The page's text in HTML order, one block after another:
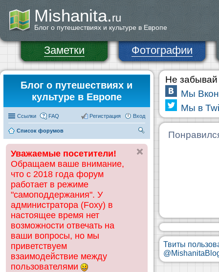
Mishanita.ru
Блог о путешествиях и культуре в Европе
Заметки Фотографии
Блог о путешествиях и
культуре в Европе
Ссылки FAQ Вход
Регистрация
Список форумов
ск
Уважаемые посетители!
Обращаем ваше внимание,
что с 2018 года форум
работает в режиме
"самоподдержания". У
администратора (Foxy) в
настоящее время нет
возможности отвечать на
ваши вопросы, но мы
приветствуем
взаимодействие между
пользователями
Не забывай
Мы
Мы в
Твиты